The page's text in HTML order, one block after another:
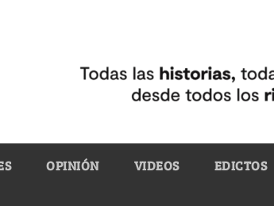
OPINIÓN VIDEOS EDICTOS